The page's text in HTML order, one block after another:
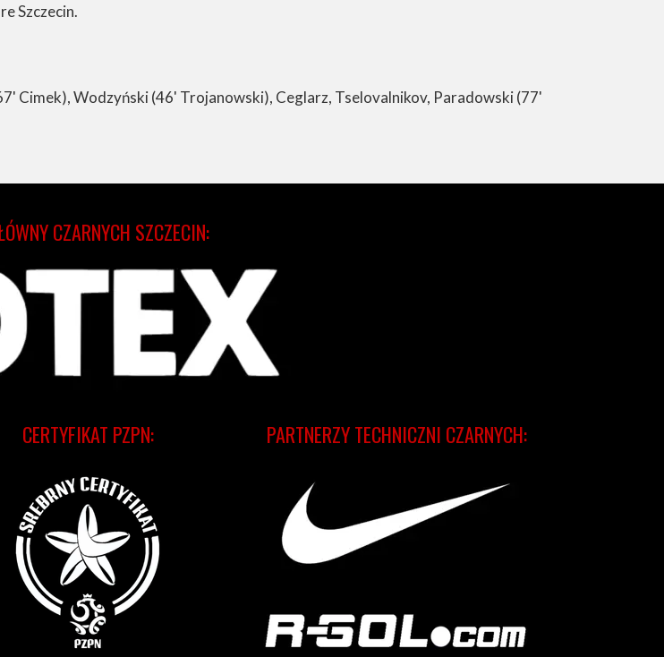
Szczecin.
Cimek), Wodzyński (46' Trojanowski), Ceglarz, Tselovalnikov, Paradowski (77'
CERTYFIKAT PZPN: PARTNERZY TECHNICZNI CZARNYCH:
CZARNYCH SZCZECIN: